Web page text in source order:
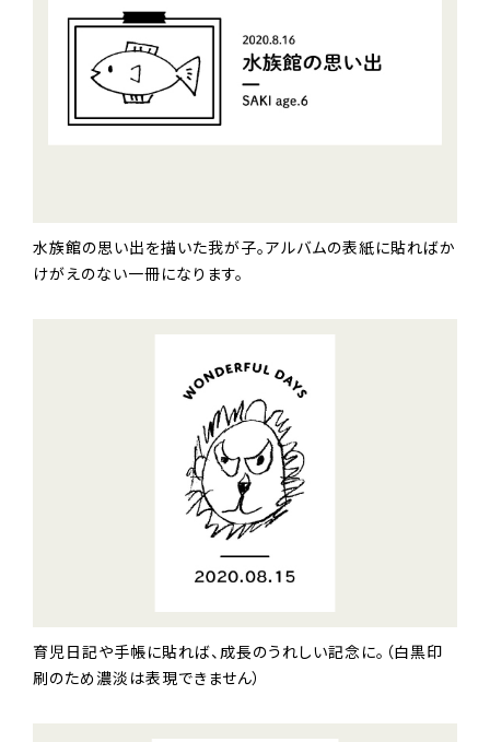
水族館の思い出を描いた我が子。アルバムの表紙に貼ればか
けがえのない一冊になります。
育児日記や手帳に貼れば、成長のうれしい記念に。（白黒印
刷のため濃淡は表現できません）